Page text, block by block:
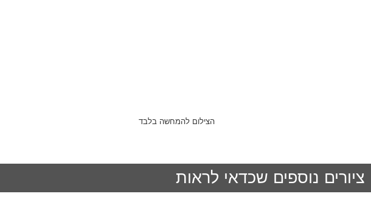
הצילום להמחשה בלבד
ציורים נוספים שכדאי לראות